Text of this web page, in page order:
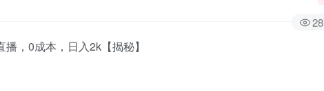
28
，0成本，日入2k【揭秘】